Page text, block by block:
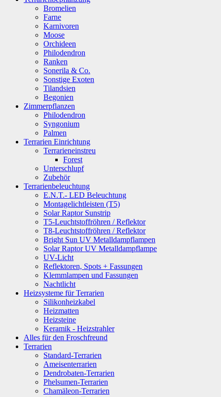
Bromelien
Farne
Karnivoren
Moose
Orchideen
Philodendron
Ranken
Sonerila & Co.
Sonstige Exoten
Tilandsien
Begonien
Zimmerpflanzen
Philodendron
Syngonium
Palmen
Terrarien Einrichtung
Terrarieneinstreu
Forest
Unterschlupf
Zubehör
Terrarienbeleuchtung
E.N.T.- LED Beleuchtung
Montagelichtleisten (T5)
Solar Raptor Sunstrip
T5-Leuchtstoffröhren / Reflektor
T8-Leuchtstoffröhren / Reflektor
Bright Sun UV Metalldampflampen
Solar Raptor UV Metalldampflampe
UV-Licht
Reflektoren, Spots + Fassungen
Klemmlampen und Fassungen
Nachtlicht
Heizsysteme für Terrarien
Silikonheizkabel
Heizmatten
Heizsteine
Keramik - Heizstrahler
Alles für den Froschfreund
Terrarien
Standard-Terrarien
Ameisenterrarien
Dendrobaten-Terrarien
Phelsumen-Terrarien
Chamäleon-Terrarien